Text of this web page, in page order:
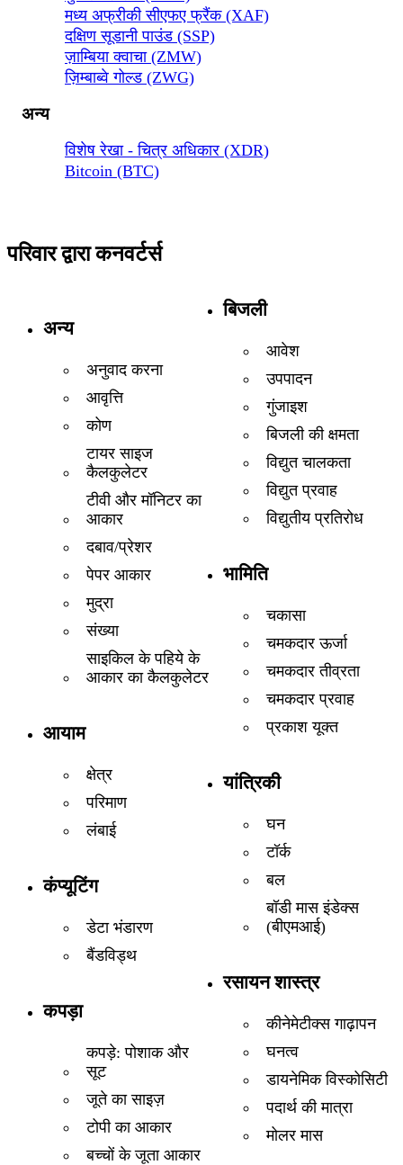
मध्य अफ्रीकी सीएफए फ्रैंक (XAF)
दक्षिण सूडानी पाउंड (SSP)
ज़ाम्बिया क्वाचा (ZMW)
ज़िम्बाब्वे गोल्ड (ZWG)
अन्य
विशेष रेखा - चित्र अधिकार (XDR)
Bitcoin (BTC)
परिवार द्वारा कनवर्टर्स
अन्य
अनुवाद करना
आवृत्ति
कोण
टायर साइज
कैलकुलेटर
टीवी और मॉनिटर का
आकार
दबाव/प्रेशर
पेपर आकार
मुद्रा
संख्या
साइकिल के पहिये के
आकार का कैलकुलेटर
आयाम
क्षेत्र
परिमाण
लंबाई
कंप्यूटिंग
डेटा भंडारण
बैंडविड्थ
कपड़ा
कपड़े: पोशाक और
सूट
जूते का साइज़
टोपी का आकार
बच्चों के जूता आकार
बिजली
आवेश
उपपादन
गुंजाइश
बिजली की क्षमता
विद्युत चालकता
विद्युत प्रवाह
विद्युतीय प्रतिरोध
भामिति
चकासा
चमकदार ऊर्जा
चमकदार तीव्रता
चमकदार प्रवाह
प्रकाश यूक्त
यांत्रिकी
घन
टॉर्क
बल
बॉडी मास इंडेक्स
(बीएमआई)
रसायन शास्त्र
कीनेमेटीक्स गाढ़ापन
घनत्व
डायनेमिक विस्कोसिटी
पदार्थ की मात्रा
मोलर मास